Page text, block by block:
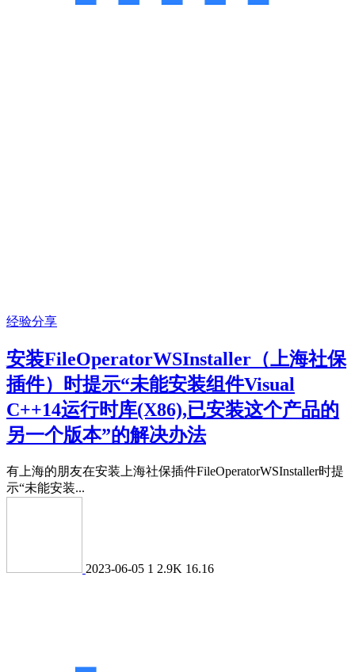
经验分享
安装FileOperatorWSInstaller（上海社保
插件）时提示“未能安装组件Visual
C++14运行时库(X86),已安装这个产品的
另一个版本”的解决办法
有上海的朋友在安装上海社保插件FileOperatorWSInstaller时提
示“未能安装...
2023-06-05 1 2.9K 16.16